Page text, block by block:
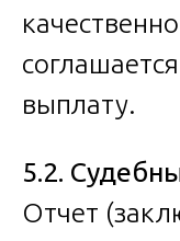
выплату.
5.2.
Отчет